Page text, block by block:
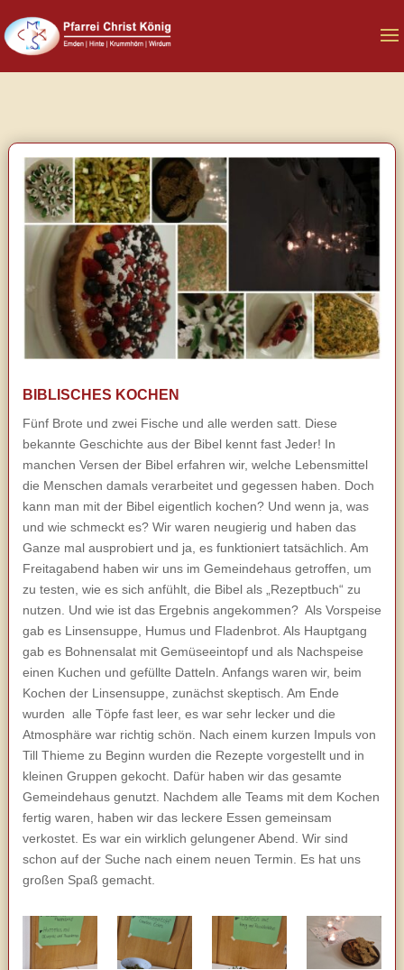
BIBLISCHES KOCHEN
Fünf Brote und zwei Fische und alle werden satt. Diese
bekannte Geschichte aus der Bibel kennt fast Jeder! In
manchen Versen der Bibel erfahren wir, welche Lebensmittel
die Menschen damals verarbeitet und gegessen haben. Doch
kann man mit der Bibel eigentlich kochen? Und wenn ja, was
und wie schmeckt es? Wir waren neugierig und haben das
Ganze mal ausprobiert und ja, es funktioniert tatsächlich. Am
Freitagabend haben wir uns im Gemeindehaus getroffen, um
zu testen, wie es sich anfühlt, die Bibel als „Rezeptbuch“ zu
nutzen. Und wie ist das Ergebnis angekommen? Als Vorspeise
gab es Linsensuppe, Humus und Fladenbrot. Als Hauptgang
gab es Bohnensalat mit Gemüseeintopf und als Nachspeise
einen Kuchen und gefüllte Datteln. Anfangs waren wir, beim
Kochen der Linsensuppe, zunächst skeptisch. Am Ende
wurden alle Töpfe fast leer, es war sehr lecker und die
Atmosphäre war richtig schön. Nach einem kurzen Impuls von
Till Thieme zu Beginn wurden die Rezepte vorgestellt und in
kleinen Gruppen gekocht. Dafür haben wir das gesamte
Gemeindehaus genutzt. Nachdem alle Teams mit dem Kochen
fertig waren, haben wir das leckere Essen gemeinsam
verkostet. Es war ein wirklich gelungener Abend. Wir sind
schon auf der Suche nach einem neuen Termin. Es hat uns
großen Spaß gemacht.